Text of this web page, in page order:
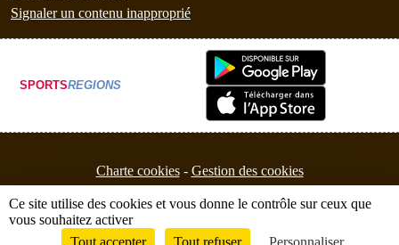
Signaler un contenu inapproprié
SPORTSREGIONS
Charte cookies Gestion des cookies
Ce site utilise des cookies et vous donne le contrôle sur ceux que
vous souhaitez activer
Tout accepter
Tout refuser Personnaliser